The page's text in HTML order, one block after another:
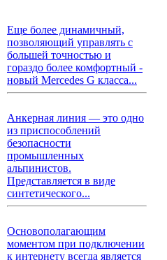
Еще более динамичный,
позволяющий управлять с
большей точностью и
гораздо более комфортный -
новый Mercedes G класса...
Анкерная линия — это одно
из приспособлений
безопасности
промышленных
альпинистов.
Представляется в виде
синтетического...
Основополагающим
моментом при подключении
к интернету всегда является